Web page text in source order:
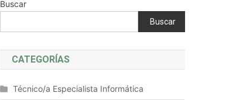
Buscar
Buscar
CATEGORÍAS
Técnico/a Especialista Informática